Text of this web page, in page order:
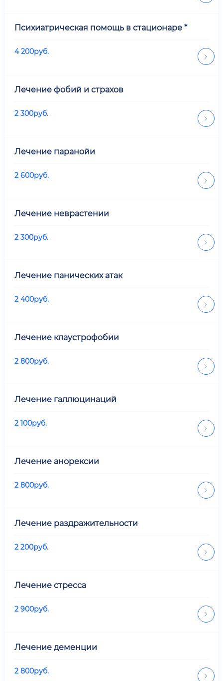
Психиатрическая помощь в стационаре *
4 200руб.
Лечение фобий и страхов
2 300руб.
Лечение паранойи
2 600руб.
Лечение неврастении
2 300руб.
Лечение панических атак
2 400руб.
Лечение клаустрофобии
2 800руб.
Лечение галлюцинаций
2 100руб.
Лечение анорексии
2 800руб.
Лечение раздражительности
2 200руб.
Лечение стресса
2 900руб.
Лечение деменции
2 800руб.